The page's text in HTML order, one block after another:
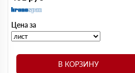
Цена за
В КОРЗИНУ